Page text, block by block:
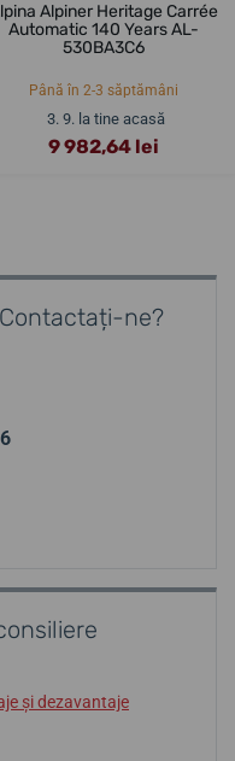
Alpiner Heritage Carrée
Automatic 140 Years AL-
530BA3C6
Până în 2-3 săptămâni
3. 9. la tine acasă
9 982,64 lei
ne?
și dezavantaje